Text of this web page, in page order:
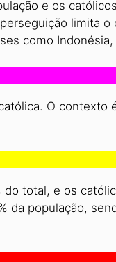
e os
limita
como Indonésia,
O contexto
total, e os
da população,